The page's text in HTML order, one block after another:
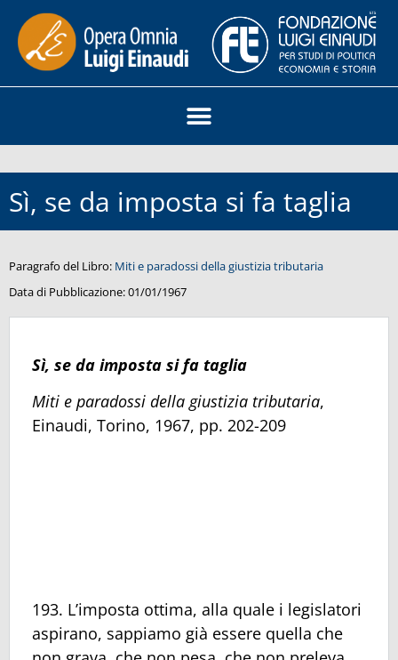
Sì, se da imposta si fa taglia
Paragrafo del Libro: Miti e paradossi della giustizia tributaria
Data di Pubblicazione:01/01/1967
Sì, se da imposta si fa taglia
Miti e paradossi della giustizia tributaria,
Einaudi, Torino, 1967, pp. 202-209
193. L’imposta ottima, alla quale i legislatori
aspirano, sappiamo già essere quella che